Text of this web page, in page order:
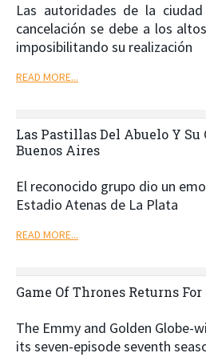
Las autoridades de la
cancelación se debe a los
imposibilitando su realización
READ MORE...
Las Pastillas Del Abuelo Y Su
Buenos Aires
El reconocido grupo dio un
Estadio Atenas de La Plata
READ MORE...
Game Of Thrones Returns
The Emmy and Golden Globe-
its seven-episode seventh